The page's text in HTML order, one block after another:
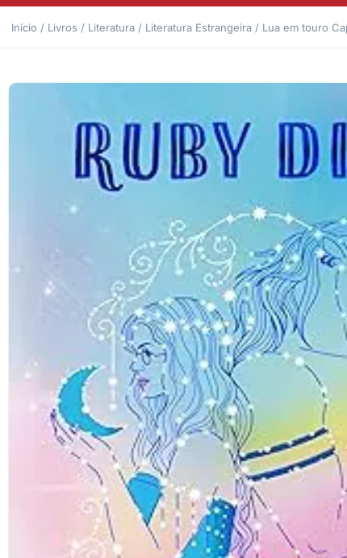
Início / Livros / Literatura / Literatura Estrangeira / Lua em touro